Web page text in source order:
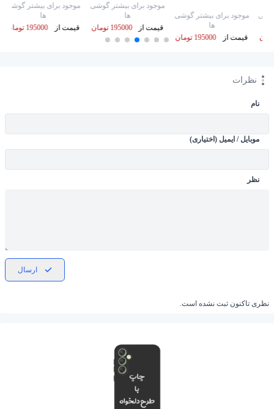
موجود برای بیشتر گوشی
ها
قیمت از
195000 تومان
موجود برای بیشتر گوشی
ها
قیمت از
195000 تومان
موجود برای بیشتر گوشی
ها
قیمت از
195000 تومان
نظرات
نام
موبایل / ایمیل (اختیاری)
نظر
ارسال
نظری تاکنون ثبت نشده است.